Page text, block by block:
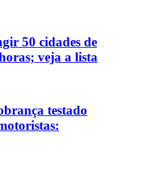
50 cidades de
veja a lista
testado